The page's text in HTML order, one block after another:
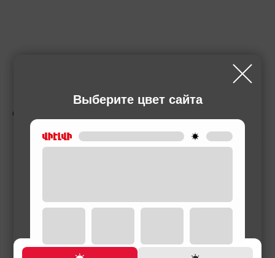
Выберите цвет сайта
СОПУТСТВУЮЩИЕ ТОВАРЫ